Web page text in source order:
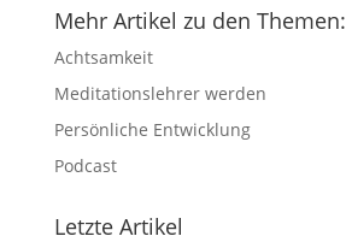
Mehr Artikel zu den Themen:
Achtsamkeit
Meditationslehrer werden
Persönliche Entwicklung
Podcast
Letzte Artikel